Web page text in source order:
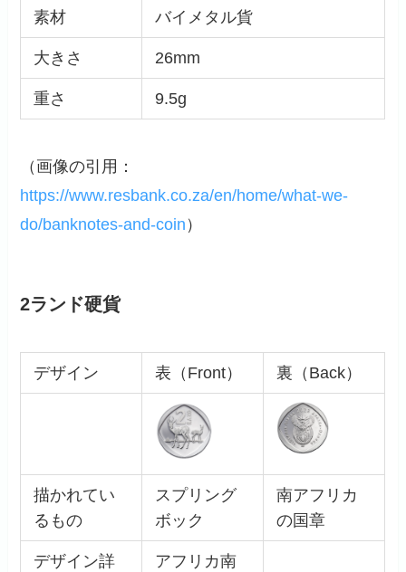
素材 バイメタル貨
大きさ 26mm
重さ 9.5g
（画像の引用：
https://www.resbank.co.za/en/home/what-we-
do/banknotes-and-coin ）
2ランド硬貨
デザイン 表（Front） 裏（Back）
描かれてい
るもの
スプリング
ボック
南アフリカ
の国章
デザイン詳
アフリカ南